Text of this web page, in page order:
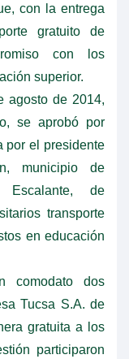
con la entrega
gratuito de
con los
superior.
agosto de 2014,
se aprobó por
por el presidente
municipio de
Escalante, de
transporte
en educación
comodato dos
Tucsa S.A. de
gratuita a los
participaron